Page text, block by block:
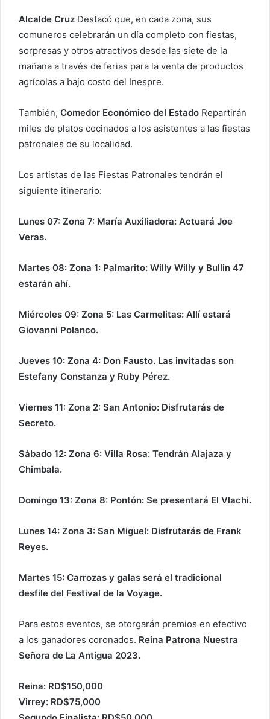
Alcalde Cruz Destacó que, en cada zona, sus
comuneros celebrarán un día completo con fiestas,
sorpresas y otros atractivos desde las siete de la
mañana a través de ferias para la venta de productos
agrícolas a bajo costo del Inespre.
También, Comedor Económico del Estado Repartirán
miles de platos cocinados a los asistentes a las fiestas
patronales de su localidad.
Los artistas de las Fiestas Patronales tendrán el
siguiente itinerario:
Lunes 07: Zona 7: María Auxiliadora: Actuará Joe
Veras.
Martes 08: Zona 1: Palmarito: Willy Willy y Bullin 47
estarán ahí.
Miércoles 09: Zona 5: Las Carmelitas: Allí estará
Giovanni Polanco.
Jueves 10: Zona 4: Don Fausto. Las invitadas son
Estefany Constanza y Ruby Pérez.
Viernes 11: Zona 2: San Antonio: Disfrutarás de
Secreto.
Sábado 12: Zona 6: Villa Rosa: Tendrán Alajaza y
Chimbala.
Domingo 13: Zona 8: Pontón: Se presentará El Vlachi.
Lunes 14: Zona 3: San Miguel: Disfrutarás de Frank
Reyes.
Martes 15: Carrozas y galas será el tradicional
desfile del Festival de la Voyage.
Para estos eventos, se otorgarán premios en efectivo
a los ganadores coronados. Reina Patrona Nuestra
Señora de La Antigua 2023.
Reina: RD$150,000
Virrey: RD$75,000